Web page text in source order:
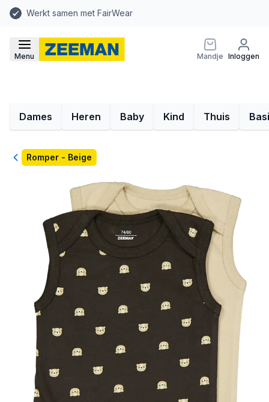
Werkt samen met FairWear
Menu Mandje Inloggen
Dames Heren Baby Kind Thuis
TerugRomper - Beige